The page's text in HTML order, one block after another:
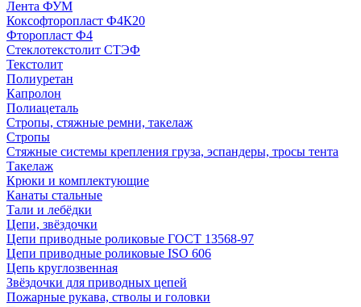
Лента ФУМ
Коксофторопласт Ф4К20
Фторопласт Ф4
Стеклотекстолит СТЭФ
Текстолит
Полиуретан
Капролон
Полиацеталь
Стропы, стяжные ремни, такелаж
Стропы
Стяжные системы крепления груза, эспандеры, тросы тента
Такелаж
Крюки и комплектующие
Канаты стальные
Тали и лебёдки
Цепи, звёздочки
Цепи приводные роликовые ГОСТ 13568-97
Цепи приводные роликовые ISO 606
Цепь круглозвенная
Звёздочки для приводных цепей
Пожарные рукава, стволы и головки